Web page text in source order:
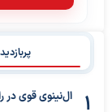
ال‌نینوی قوی